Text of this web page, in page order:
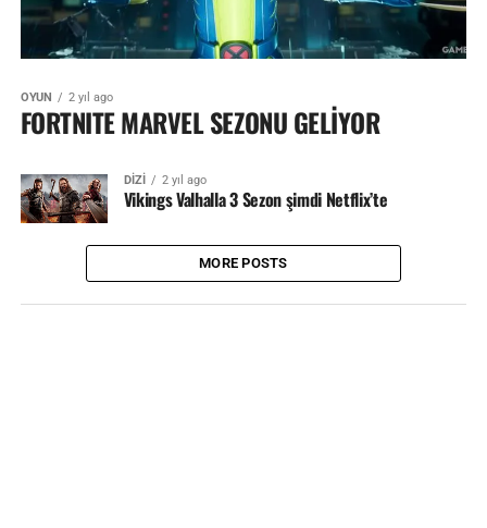
OYUN 2 yıl ago
FORTNITE MARVEL SEZONU GELİYOR
DİZİ 2 yıl ago
Vikings Valhalla 3 Sezon şimdi Netflix’te
MORE POSTS